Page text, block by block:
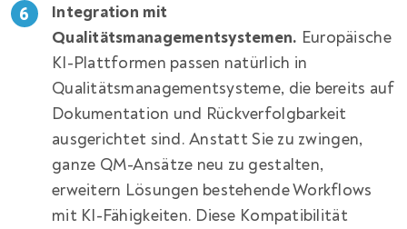
Integration mit
Qualitätsmanagementsystemen. Europäische
KI-Plattformen passen natürlich in
Qualitätsmanagementsysteme, die bereits auf
Dokumentation und Rückverfolgbarkeit
ausgerichtet sind. Anstatt Sie zu zwingen,
ganze QM-Ansätze neu zu gestalten,
erweitern Lösungen bestehende Workflows
mit KI-Fähigkeiten. Diese Kompatibilität